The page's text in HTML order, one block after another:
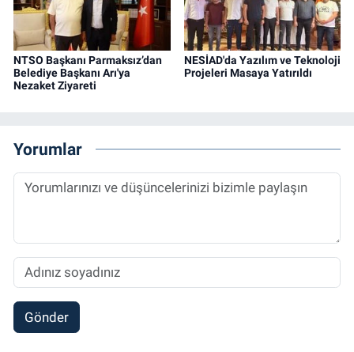
NTSO Başkanı Parmaksız’dan
Belediye Başkanı Arı'ya
Nezaket Ziyareti
NESİAD'da Yazılım ve Teknoloji
Projeleri Masaya Yatırıldı
Yorumlar
Gönder